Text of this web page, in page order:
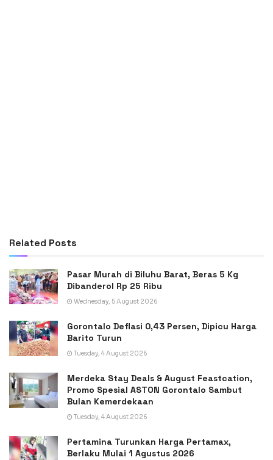
Related Posts
Pasar Murah di Biluhu Barat, Beras 5 Kg
Dibanderol Rp 25 Ribu
Wednesday, 5 August 2026
Gorontalo Deflasi 0,43 Persen, Dipicu Harga
Barito Turun
Tuesday, 4 August 2026
Merdeka Stay Deals & August Feastcation,
Promo Spesial ASTON Gorontalo Sambut
Bulan Kemerdekaan
Tuesday, 4 August 2026
Pertamina Turunkan Harga Pertamax,
Berlaku Mulai 1 Agustus 2026